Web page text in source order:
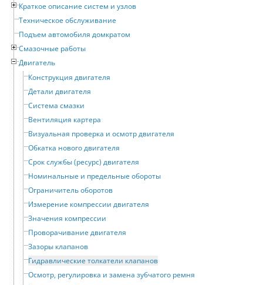
Краткое описание систем и узлов
Техническое обслуживание
Подъем автомобиля домкратом
Смазочные работы
Двигатель
Конструкция двигателя
Детали двигателя
Система смазки
Вентиляция картера
Визуальная проверка и осмотр двигателя
Обкатка нового двигателя
Срок службы (ресурс) двигателя
Номинальные и предельные обороты
Ограничитель оборотов
Измерение компрессии двигателя
Значения компрессии
Проворачивание двигателя
Зазоры клапанов
Гидравлические толкатели клапанов
Осмотр, регулировка и замена зубчатого ремня